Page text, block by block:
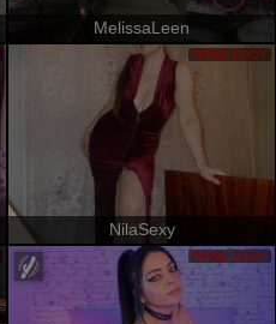
MelissaLeen
NilaSexy
ΠΡΙΒΈ ΣΌΟΥ
ΠΡΙΒΈ ΣΌΟΥ